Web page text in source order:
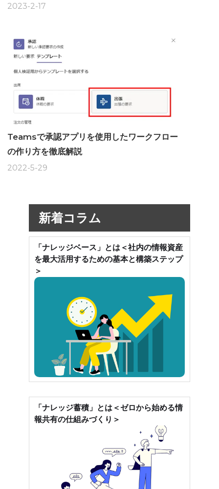
2023-2-17
Teamsで承認アプリを使用したワークフロー
の作り方を徹底解説
2022-5-29
新着コラム
「ナレッジベース」とは＜社内の情報資産
を最大活用するための基本と構築ステップ
＞
「ナレッジ蓄積」とは＜ゼロから始める情
報共有の仕組みづくり＞